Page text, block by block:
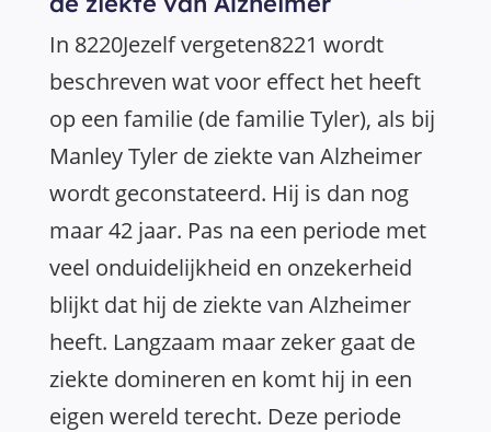
In 8220Jezelf vergeten8221 wordt
beschreven wat voor effect het heeft
op een familie (de familie Tyler), als bij
Manley Tyler de ziekte van Alzheimer
wordt geconstateerd. Hij is dan nog
maar 42 jaar. Pas na een periode met
veel onduidelijkheid en onzekerheid
blijkt dat hij de ziekte van Alzheimer
heeft. Langzaam maar zeker gaat de
ziekte domineren en komt hij in een
eigen wereld terecht. Deze periode